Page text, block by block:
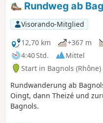
Die Wegpunkte liegen
den gesamten Absatz
weitergehen. Achtung: Die
der Beschreibung nicht
Rundweg ab
Visorando-Mitglied
12,70 km
+367 m
4:40 Std.
Mittel
Start in Bagnols (Rhône)
Rundwanderung ab
Oingt, dann Theizé und
Bagnols.